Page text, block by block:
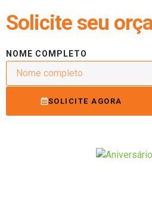
Solicite seu
NOME COMPLETO
SOLICITE AGORA